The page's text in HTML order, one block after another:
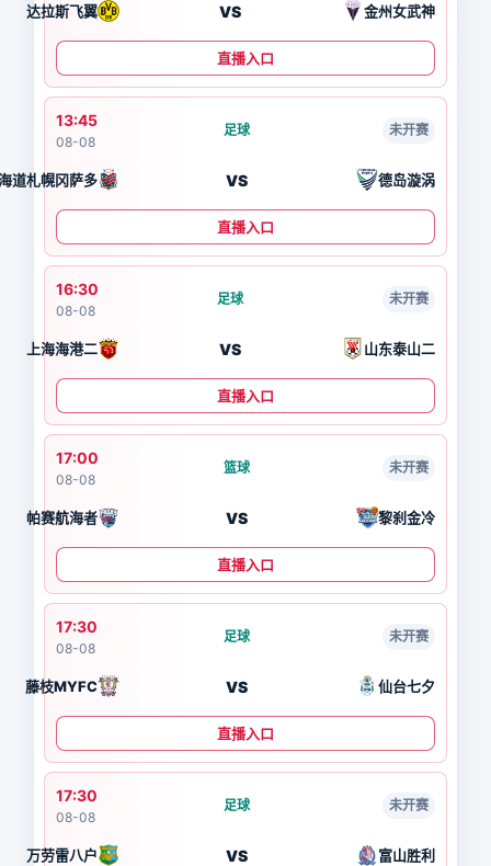
达拉斯飞翼 VS 金州女武神
直播入口
13:45
08-08
足球
道札幌冈萨多 VS 德岛漩涡
未开赛
直播入口
16:30
08-08
足球
上海海港二 VS 山东泰山二
未开赛
直播入口
17:00
08-08
篮球
帕赛航海者 VS 黎刹金冷
未开赛
直播入口
17:30
08-08
足球
藤枝MYFC VS 仙台七夕
未开赛
直播入口
17:30
08-08
足球
万劳雷八户 VS 富山胜利
未开赛